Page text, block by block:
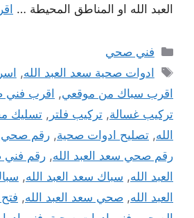
العبد الله او المناطق المحيطة …
التصنيفات
فني صحي
الوسوم
ادوات صحية سعد العبد الله,
اقرب سباك من موقعي, اقرب
تركيب غسالة, تركيب فلتر , تسليك
الله, تصليح ادوات صحية, رقم صحي
رقم صحي سعد العبد الله, رقم
العبد الله, سباك سعد العبد الله,
العبد الله, صحي سعد العبد الله,